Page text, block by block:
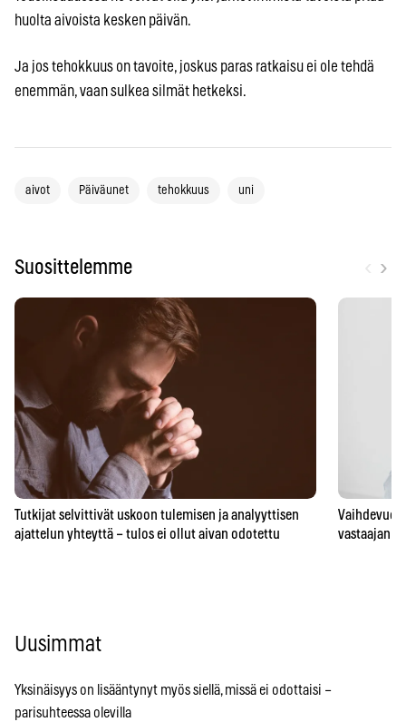
huolta aivoista kesken päivän.
Ja jos tehokkuus on tavoite, joskus paras ratkaisu ei ole tehdä
enemmän, vaan sulkea silmät hetkeksi.
aivot Päiväunet tehokkuus uni
Suosittelemme ›
Tutkijat selvittivät uskoon tulemisen ja analyyttisen
ajattelun yhteyttä – tulos ei ollut aivan odotettu
vastaajan
Uusimmat
Yksinäisyys on lisääntynyt myös siellä, missä ei odottaisi –
parisuhteessa olevilla